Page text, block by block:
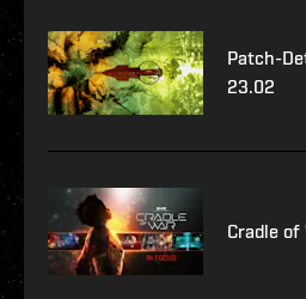
Patch-
23.02
Cradle of